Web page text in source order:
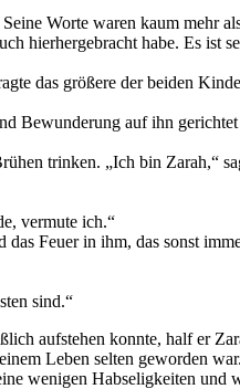
Worte waren kaum
hierhergebracht habe. Es ist
das größere der beiden
Bewunderung auf ihn
trinken. „Ich bin Zarah,“
vermute ich.“
Feuer in ihm, das sonst
sind.“
aufstehen konnte, half er
Leben selten geworden war.
wenigen Habseligkeiten und